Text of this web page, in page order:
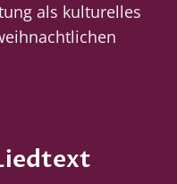
als kulturelles